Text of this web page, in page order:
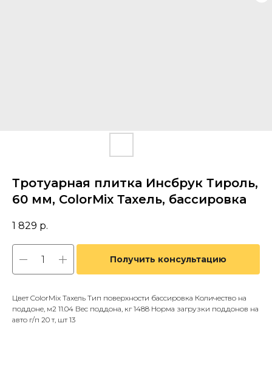
Тротуарная плитка Инсбрук Тироль,
60 мм, ColorMix Тахель, бассировка
1 829 р.
Получить консультацию
Цвет ColorMix Тахель Тип поверхности бассировка Количество на
поддоне, м2 11.04 Вес поддона, кг 1488 Норма загрузки поддонов на
авто г/п 20 т, шт 13